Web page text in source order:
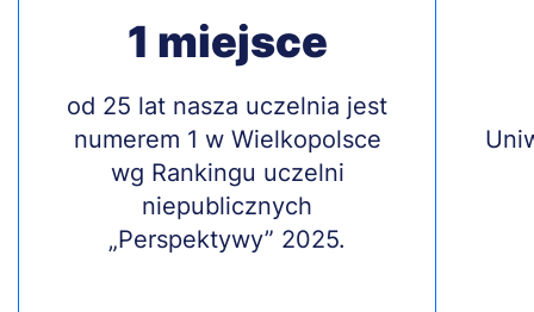
1 miejsce
Treść
od 25 lat nasza uczelnia jest
numerem 1 w Wielkopolsce
wg Rankingu uczelni
niepublicznych
„Perspektywy” 2025.